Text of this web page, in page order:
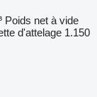
Poids net à vide
d'attelage 1.150